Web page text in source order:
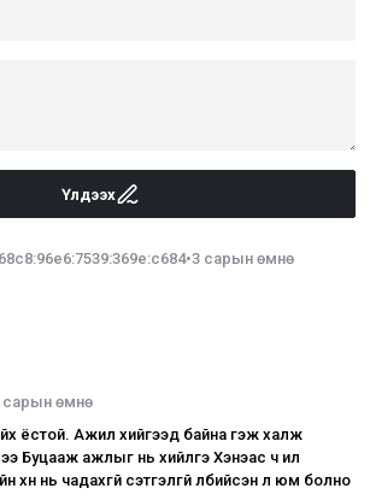
Үлдээх
•3 сарын өмнө
сарын өмнө
ёстой. Ажил хийгээд байна гэж халж
Буцааж ажлыг нь хийлгэ Хэнэас ч илүү
хүн нь чадахгүй сэтгэлгүй үлбийсэн л юм болно